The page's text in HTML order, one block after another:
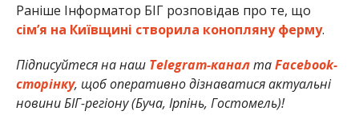
Раніше Інформатор БІГ розповідав про те, що
сімʼя на Київщині створила конопляну ферму.
Підписуйтеся на наш Telegram-канал таFacebook-
сторінку, щоб оперативно дізнаватися актуальні
новини БІГ-регіону (Буча, Ірпінь, Гостомель)!